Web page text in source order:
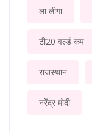
ला लीगा
टी20 वर्ल्ड कप
राजस्थान
नरेंद्र मोदी